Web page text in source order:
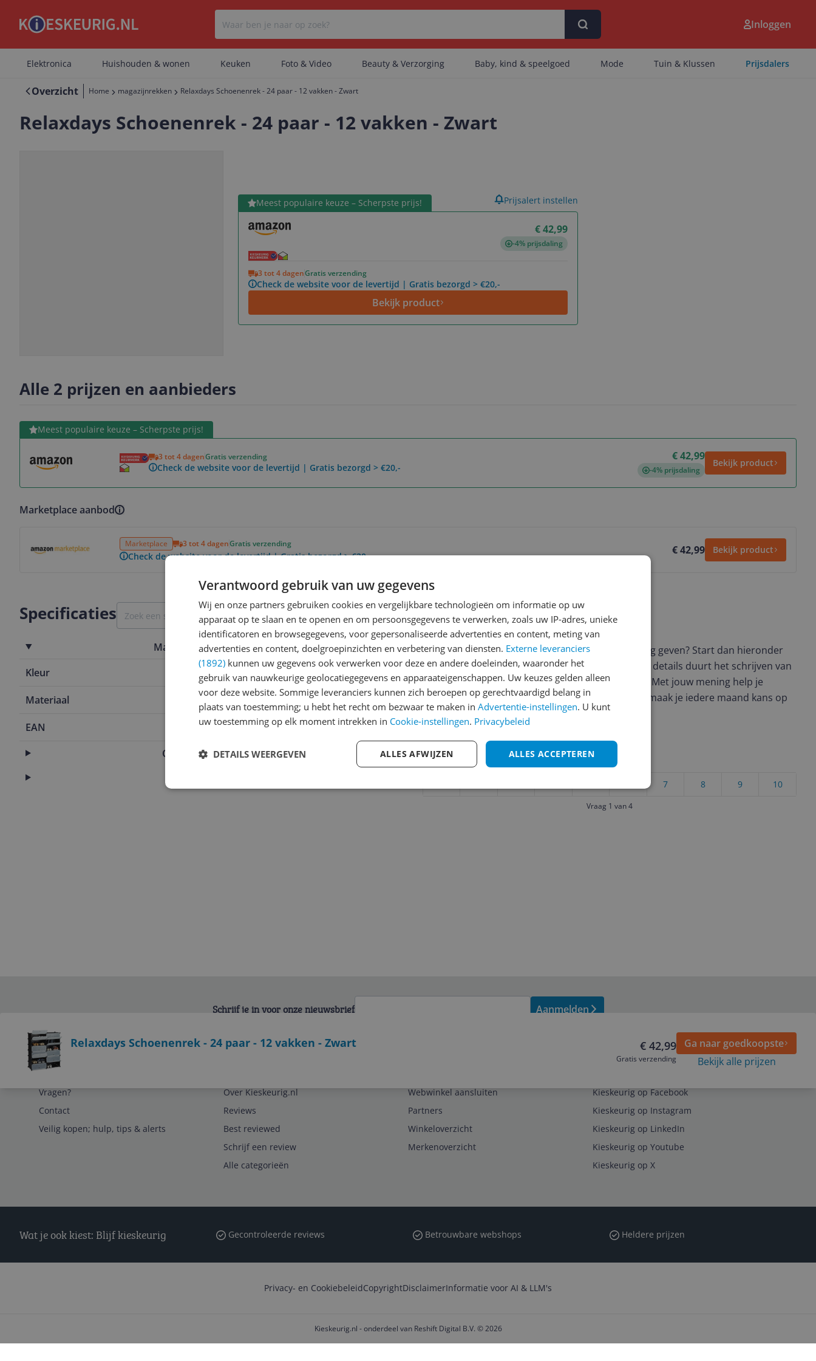
Er zijn geen categorieën gevonden.
Er zijn geen artikelen gevonden.
Inloggen
Elektronica Huishouden & wonen Keuken Foto & Video Beauty & Verzorging Baby, kind & speelgoed Mode Tuin & Klussen Prijsdalers
Overzicht Home magazijnrekken Relaxdays Schoenenrek - 24 paar - 12 vakken - Zwart
Relaxdays Schoenenrek - 24 paar - 12 vakken - Zwart
Meest populaire keuze – Scherpste prijs!
€ 42,99
-4% prijsdaling
3 tot 4 dagenGratis verzending
Check de website voor de levertijd | Gratis bezorgd > €20,-
Bekijk product
Bekijk product Prijsalert instellen
Alle 2 prijzen en aanbieders
Meest populaire keuze – Scherpste prijs!
3 tot 4 dagenGratis verzending
Check de website voor de levertijd | Gratis bezorgd > €20,-
€ 42,99
-4% prijsdaling
Bekijk product
Bekijk product
Marketplace aanbod
Marketplace 3 tot 4 dagenGratis verzending
Check de website voor de levertijd | Gratis bezorgd > €20,- € 42,99 Bekijk product
Specificaties
Materiaal & afmetingen
Kleur
Zwart
Materiaal Kunststof
EAN
4052025955946
Overige kenmerken
Reviews
Er zijn nog geen reviews geschreven
Heb jij dit product in bezit en wil je graag je mening geven? Start dan hieronder
met het schrijven van je review. Afhankelijk van de details duurt het schrijven van
een review gemiddeld tussen de 3 en 10 minuten. Met jouw mening help je
andere bezoekers een betere keuze te maken én maak je iedere maand kans op
€250,-! Klik hier voor de actievoorwaarden.
Cijfer
Welk cijfer geef jij dit product?
10
9
8
7
Vraag 1 van 4
Relaxdays Schoenenrek - 24 paar - 12 vakken - Zwart € 42,99
Gratis verzending
Ga naar goedkoopste
Bekijk alle prijzen
Schrijf je in voor onze nieuwsbrief Aanmelden
Vragen?
Contact
Veilig kopen; hulp, tips & alerts
Over Kieskeurig.nl
Reviews
Best reviewed
Schrijf een review
Alle categorieën
Webwinkel aansluiten
Partners
Winkeloverzicht
Merkenoverzicht
Kieskeurig op Facebook
Kieskeurig op Instagram
Kieskeurig op LinkedIn
Kieskeurig op Youtube
Kieskeurig op X
Wat je ook kiest: Blijf kieskeurig Gecontroleerde reviews Betrouwbare webshops Heldere prijzen
Privacy- en CookiebeleidCopyrightDisclaimerInformatie voor AI & LLM's
Kieskeurig.nl - onderdeel van Reshift Digital B.V. © 2026
Verantwoord gebruik van uw gegevens
Wij en onze partners gebruiken cookies en vergelijkbare technologieën om informatie op uw
apparaat op te slaan en te openen en om persoonsgegevens te verwerken, zoals uw IP-adres, unieke
identificatoren en browsegegevens, voor gepersonaliseerde advertenties en content, meting van
advertenties en content, doelgroepinzichten en verbetering van diensten. Externe leveranciers
(1892) kunnen uw gegevens ook verwerken voor deze en andere doeleinden, waaronder het
gebruik van nauwkeurige geolocatiegegevens en apparaateigenschappen. Uw keuzes gelden alleen
voor deze website. Sommige leveranciers kunnen zich beroepen op gerechtvaardigd belang in
plaats van toestemming; u hebt het recht om bezwaar te maken in Advertentie-instellingen. U kunt
uw toestemming op elk moment intrekken in Cookie-instellingen. Privacybeleid
ALLES ACCEPTEREN
ALLES AFWIJZEN
DETAILS WEERGEVEN